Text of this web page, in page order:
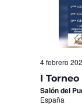
I
4 febrero
Salón del
España